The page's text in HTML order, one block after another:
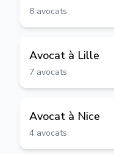
8 avocats
Avocat à Lille
7 avocats
Avocat à Nice
4 avocats